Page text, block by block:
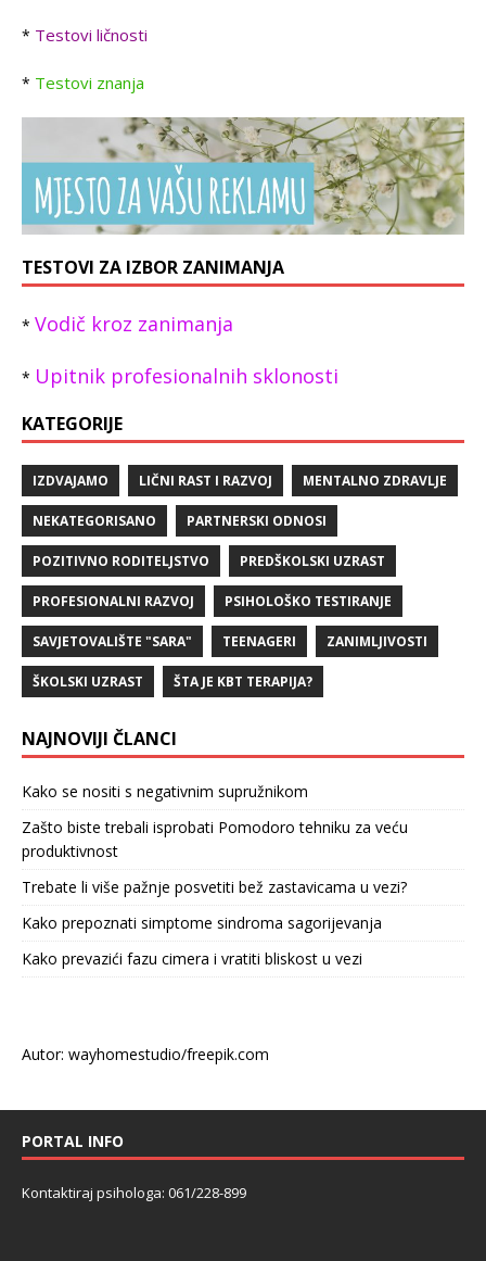
* Testovi ličnosti
* Testovi znanja
TESTOVI ZA IZBOR ZANIMANJA
* Vodič kroz zanimanja
* Upitnik profesionalnih sklonosti
KATEGORIJE
IZDVAJAMO LIČNI RAST I RAZVOJ MENTALNO ZDRAVLJE
NEKATEGORISANO PARTNERSKI ODNOSI
POZITIVNO RODITELJSTVO PREDŠKOLSKI UZRAST
PROFESIONALNI RAZVOJ PSIHOLOŠKO TESTIRANJE
SAVJETOVALIŠTE "SARA" TEENAGERI ZANIMLJIVOSTI
ŠKOLSKI UZRAST ŠTA JE KBT TERAPIJA?
NAJNOVIJI ČLANCI
Kako se nositi s negativnim supružnikom
Zašto biste trebali isprobati Pomodoro tehniku za veću
produktivnost
Trebate li više pažnje posvetiti bež zastavicama u vezi?
Kako prepoznati simptome sindroma sagorijevanja
Kako prevazići fazu cimera i vratiti bliskost u vezi
Autor: wayhomestudio/freepik.com
PORTAL INFO
Kontaktiraj psihologa: 061/228-899